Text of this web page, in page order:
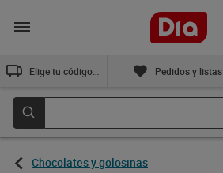
Pedidos y listas
Chocolates y golosinas